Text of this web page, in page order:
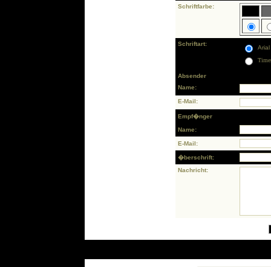
Schriftfarbe:
Schriftart:
Arial
Absender
Name:
E-Mail:
Empf�nger
Name:
E-Mail:
�berschrift:
Nachricht: